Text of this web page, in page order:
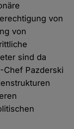
von
von
sind da
Chef Pazderski